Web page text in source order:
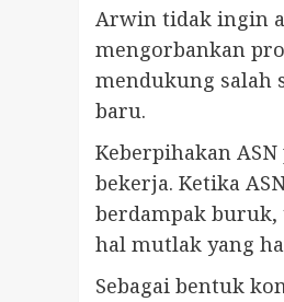
Arwin tidak ingin
mengorbankan
mendukung salah
baru.
Keberpihakan
bekerja. Ketika
berdampak buruk,
hal mutlak yang
Sebagai bentuk